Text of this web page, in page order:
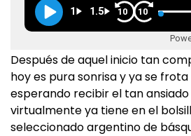
1 1.5 10 10
Después de aquel inicio tan
hoy es pura sonrisa y ya se
esperando recibir el tan
virtualmente ya tiene en el
seleccionado argentino de